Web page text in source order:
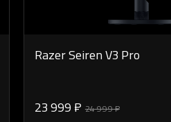
Razer Seiren V3 Pro
23 999 ₽ 24 999 ₽